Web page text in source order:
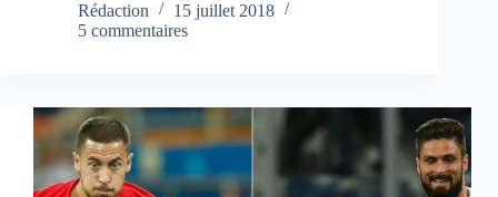
Rédaction
15 juillet 2018
5 commentaires